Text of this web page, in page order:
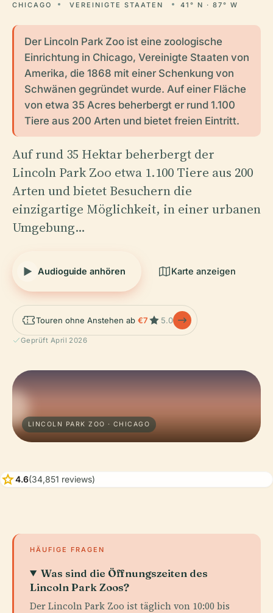
CHICAGO VEREINIGTE STAATEN 41° N · 87° W
Der Lincoln Park Zoo ist eine zoologische
Einrichtung in Chicago, Vereinigte Staaten von
Amerika, die 1868 mit einer Schenkung von
Schwänen gegründet wurde. Auf einer Fläche
von etwa 35 Acres beherbergt er rund 1.100
Tiere aus 200 Arten und bietet freien Eintritt.
Auf rund 35 Hektar beherbergt der
Lincoln Park Zoo etwa 1.100 Tiere aus 200
Arten und bietet Besuchern die
einzigartige Möglichkeit, in einer urbanen
Umgebung…
Audioguide anhören Karte anzeigen
Touren ohne Anstehen ab €7 5.0
Geprüft April 2026
LINCOLN PARK ZOO · CHICAGO
star4.6(34,851 reviews)
HÄUFIGE FRAGEN
Was sind die Öffnungszeiten des
Lincoln Park Zoos?
Der Lincoln Park Zoo ist täglich von 10:00 bis